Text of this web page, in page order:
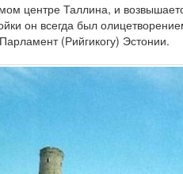
центре Таллина, и
он всегда был
(Рийгикогу) Эстонии.